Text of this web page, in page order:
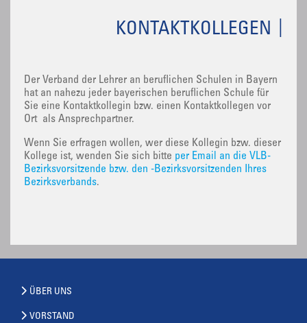
KONTAKTKOLLEGEN
Der Verband der Lehrer an beruflichen Schulen in Bayern
hat an nahezu jeder bayerischen beruflichen Schule für
Sie eine Kontaktkollegin bzw. einen Kontaktkollegen vor
Ort als Ansprechpartner.
Wenn Sie erfragen wollen, wer diese Kollegin bzw. dieser
Kollege ist, wenden Sie sich bitte per Email an die VLB-
Bezirksvorsitzende bzw. den -Bezirksvorsitzenden Ihres
Bezirksverbands.
ÜBER UNS
VORSTAND